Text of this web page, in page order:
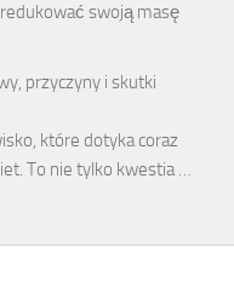
swoją masę
przyczyny i skutki
które dotyka coraz
To nie tylko kwestia …